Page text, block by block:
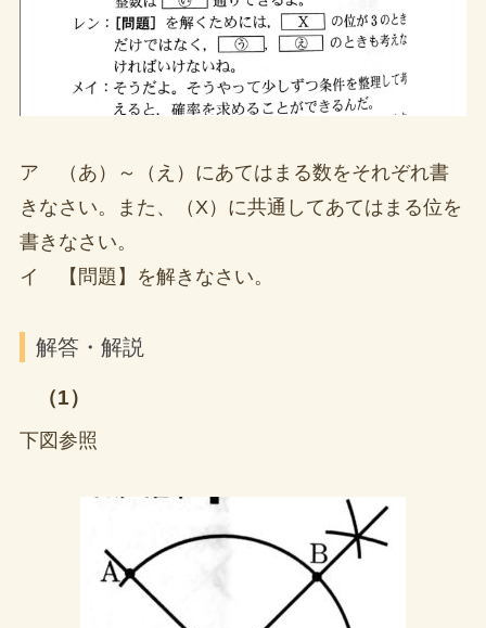
ア （あ）～（え）にあてはまる数をそれぞれ書
きなさい。また、（X）に共通してあてはまる位を
書きなさい。
イ 【問題】を解きなさい。
解答・解説
（1）
下図参照